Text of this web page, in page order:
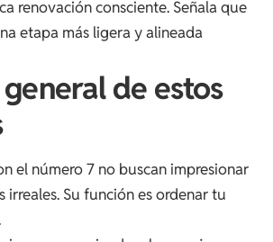
renovación consciente. Señala que
etapa más ligera y alineada
de estos
el número 7 no buscan impresionar
irreales. Su función es ordenar tu